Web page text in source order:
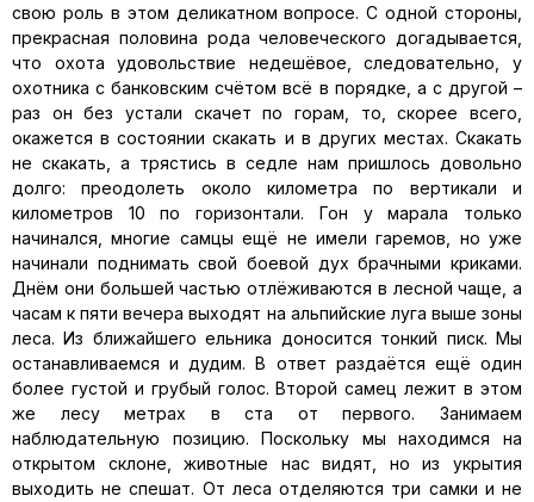
свою роль в этом деликатном вопросе. С одной стороны,
прекрасная половина рода человеческого догадывается,
что охота удовольствие недешёвое, следовательно, у
охотника с банковским счётом всё в порядке, а с другой –
раз он без устали скачет по горам, то, скорее всего,
окажется в состоянии скакать и в других местах. Скакать
не скакать, а трястись в седле нам пришлось довольно
долго: преодолеть около километра по вертикали и
километров 10 по горизонтали. Гон у марала только
начинался, многие самцы ещё не имели гаремов, но уже
начинали поднимать свой боевой дух брачными криками.
Днём они большей частью отлёживаются в лесной чаще, а
часам к пяти вечера выходят на альпийские луга выше зоны
леса. Из ближайшего ельника доносится тонкий писк. Мы
останавливаемся и дудим. В ответ раздаётся ещё один
более густой и грубый голос. Второй самец лежит в этом
же лесу метрах в ста от первого. Занимаем
наблюдательную позицию. Поскольку мы находимся на
открытом склоне, животные нас видят, но из укрытия
выходить не спешат. От леса отделяются три самки и не